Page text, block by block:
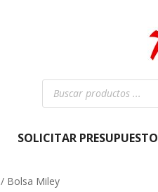
Búsqueda
productos
SOLICITAR PRESUPUESTO
/ Bolsa Miley